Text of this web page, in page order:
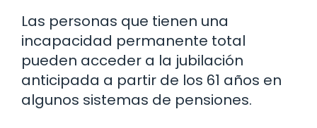
Las personas que tienen una
incapacidad permanente total
pueden acceder a la jubilación
anticipada a partir de los 61 años en
algunos sistemas de pensiones.